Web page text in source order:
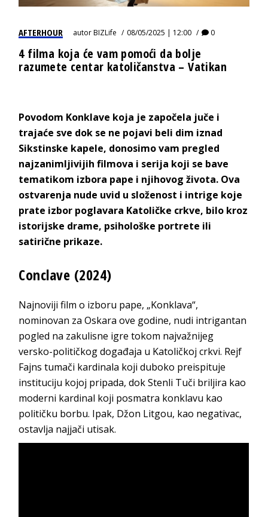
AFTERHOUR autorBIZLife 08/05/2025 | 12:00 0
4 filma koja će vam pomoći da bolje
razumete centar katoličanstva – Vatikan
Povodom Konklave koja je započela juče i
trajaće sve dok se ne pojavi beli dim iznad
Sikstinske kapele, donosimo vam pregled
najzanimljivijih filmova i serija koji se bave
tematikom izbora pape i njihovog života. Ova
ostvarenja nude uvid u složenost i intrige koje
prate izbor poglavara Katoličke crkve, bilo kroz
istorijske drame, psihološke portrete ili
satirične prikaze.
Conclave (2024)
Najnoviji film o izboru pape, „Konklava“,
nominovan za Oskara ove godine, nudi intrigantan
pogled na zakulisne igre tokom najvažnijeg
versko-političkog događaja u Katoličkoj crkvi. Rejf
Fajns tumači kardinala koji duboko preispituje
instituciju kojoj pripada, dok Stenli Tuči briljira kao
moderni kardinal koji posmatra konklavu kao
političku borbu. Ipak, Džon Litgou, kao negativac,
ostavlja najjači utisak.